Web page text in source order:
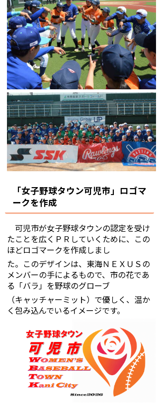
「女子野球タウン可児市」ロゴマ
ークを作成
可児市が女子野球タウンの認定を受け
たことを広くＰＲしていくために、この
ほどロゴマークを作成しまし
た。このデザインは、東海ＮＥＸＵＳの
メンバーの手によるもので、市の花であ
る「バラ」を野球のグローブ
（キャッチャーミット）で優しく、温か
く包み込んでいるイメージです。